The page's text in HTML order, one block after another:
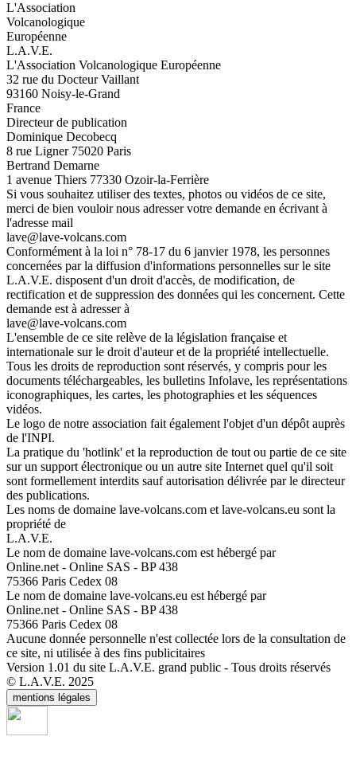
L'Association
Volcanologique
Européenne
L.A.V.E.
L'Association Volcanologique Européenne
32 rue du Docteur Vaillant
93160 Noisy-le-Grand
France
Directeur de publication
Dominique Decobecq
8 rue Ligner 75020 Paris
Bertrand Demarne
1 avenue Thiers 77330 Ozoir-la-Ferrière
Si vous souhaitez utiliser des textes, photos ou vidéos de ce site,
merci de bien vouloir nous adresser votre demande en écrivant à
l'adresse mail
lave@lave-volcans.com
Conformément à la loi n° 78-17 du 6 janvier 1978, les personnes
concernées par la diffusion d'informations personnelles sur le site
L.A.V.E. disposent d'un droit d'accès, de modification, de
rectification et de suppression des données qui les concernent. Cette
demande est à adresser à
lave@lave-volcans.com
L'ensemble de ce site relève de la législation française et
internationale sur le droit d'auteur et de la propriété intellectuelle.
Tous les droits de reproduction sont réservés, y compris pour les
documents téléchargeables, les bulletins Infolave, les représentations
iconographiques, les cartes, les photographies et les séquences
vidéos.
Le logo de notre association fait également l'objet d'un dépôt auprès
de l'INPI.
La pratique du 'hotlink' et la reproduction de tout ou partie de ce site
sur un support électronique ou un autre site Internet quel qu'il soit
sont formellement interdits sauf autorisation délivrée par le directeur
des publications.
Les noms de domaine lave-volcans.com et lave-volcans.eu sont la
propriété de
L.A.V.E.
Le nom de domaine lave-volcans.com est hébergé par
Online.net - Online SAS - BP 438
75366 Paris Cedex 08
Le nom de domaine lave-volcans.eu est hébergé par
Online.net - Online SAS - BP 438
75366 Paris Cedex 08
Aucune donnée personnelle n'est collectée lors de la consultation de
ce site, ni utilisée à des fins publicitaires
Version 1.01 du site L.A.V.E. grand public - Tous droits réservés
© L.A.V.E. 2025
mentions légales